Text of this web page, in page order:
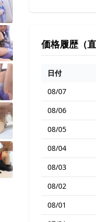
価格履歴（
日付
08/07
08/06
08/05
08/04
08/03
08/02
08/01